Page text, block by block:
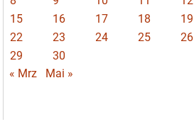
15
16 17 18 19
22
23 24 25 26
29
30
« Mrz
Mai »